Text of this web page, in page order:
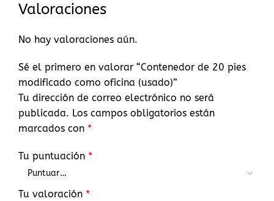
Valoraciones
No hay valoraciones aún.
Sé el primero en valorar “Contenedor de 20 pies
modificado como oficina (usado)”
Tu dirección de correo electrónico no será
publicada. Los campos obligatorios están
marcados con *
Tu puntuación *
Tu valoración *